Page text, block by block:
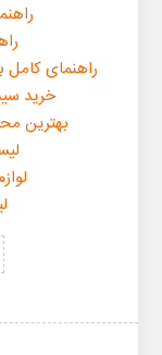
راهنمای
خرید
بهترین